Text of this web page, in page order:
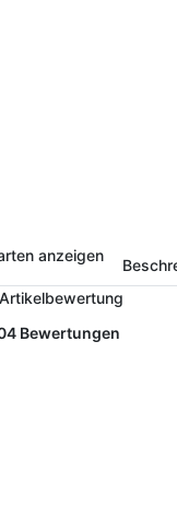
anzeigen
204 Bewertungen